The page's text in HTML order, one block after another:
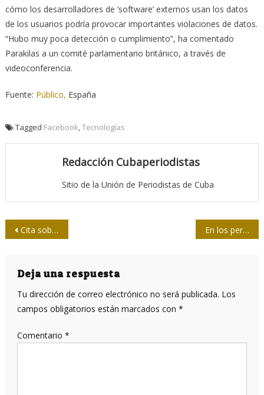
cómo los desarrolladores de ‘software’ externos usan los datos
de los usuarios podría provocar importantes violaciones de datos.
“Hubo muy poca detección o cumplimiento”, ha comentado
Parakilas a un comité parlamentario británico, a través de
videoconferencia.
Fuente: Público, España
Tagged Facebook,Tecnologías
Redacción Cubaperiodistas
Sitio de la Unión de Periodistas de Cuba
Navegación
entradas
Cita sobre Información en Ciencias de la Salud En los periodistas, la confianza de un pueblo
Deja una respuesta
Tu dirección de correo electrónico no será publicada. Los
campos obligatorios están marcados con *
Comentario *